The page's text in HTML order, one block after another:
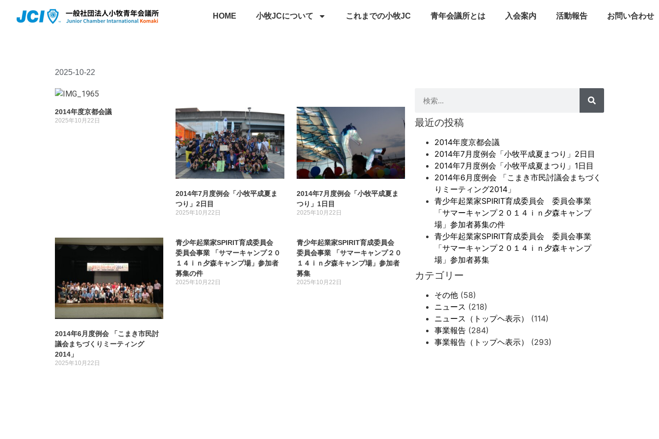
HOME 小牧JCについて これまでの小牧JC 青年会議所とは 入会案内 活動報告 お問い合わせ
2025-10-22
2014年度京都会議
2025年10月22日
2014年7月度例会「小牧平成夏ま
つり」2日目
2025年10月22日
2014年7月度例会「小牧平成夏ま
つり」1日目
2025年10月22日
2014年6月度例会 「こまき市民討
議会まちづくりミーティング
2014」
2025年10月22日
青少年起業家SPIRIT育成委員会
委員会事業 「サマーキャンプ２０
１４ｉｎ夕森キャンプ場」参加者
募集の件
2025年10月22日
青少年起業家SPIRIT育成委員会
委員会事業 「サマーキャンプ２０
１４ｉｎ夕森キャンプ場」参加者
募集
2025年10月22日
最近の投稿
2014年度京都会議
2014年7月度例会「小牧平成夏まつり」2日目
2014年7月度例会「小牧平成夏まつり」1日目
2014年6月度例会 「こまき市民討議会まちづく
りミーティング2014」
青少年起業家SPIRIT育成委員会 委員会事業
「サマーキャンプ２０１４ｉｎ夕森キャンプ
場」参加者募集の件
青少年起業家SPIRIT育成委員会 委員会事業
「サマーキャンプ２０１４ｉｎ夕森キャンプ
場」参加者募集
カテゴリー
その他(58)
ニュース (218)
ニュース（トップヘ表示）
(114)
事業報告(284)
事業報告（トップヘ表示）
(293)